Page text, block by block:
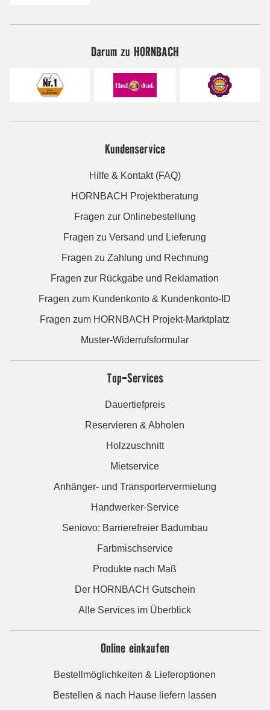
Darum zu HORNBACH
Kundenservice
Hilfe & Kontakt (FAQ)
HORNBACH Projektberatung
Fragen zur Onlinebestellung
Fragen zu Versand und Lieferung
Fragen zu Zahlung und Rechnung
Fragen zur Rückgabe und Reklamation
Fragen zum Kundenkonto & Kundenkonto-ID
Fragen zum HORNBACH Projekt-Marktplatz
Muster-Widerrufsformular
Top-Services
Dauertiefpreis
Reservieren & Abholen
Holzzuschnitt
Mietservice
Anhänger- und Transportervermietung
Handwerker-Service
Seniovo: Barrierefreier Badumbau
Farbmischservice
Produkte nach Maß
Der HORNBACH Gutschein
Alle Services im Überblick
Online einkaufen
Bestellmöglichkeiten & Lieferoptionen
Bestellen & nach Hause liefern lassen